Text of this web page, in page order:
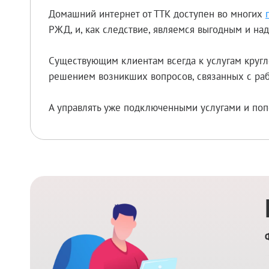
Домашний интернет от ТТК доступен во многих
РЖД, и, как следствие, являемся выгодным и
Существующим клиентам всегда к услугам
решением возникших вопросов, связанных с
А управлять уже подключенными услугами и